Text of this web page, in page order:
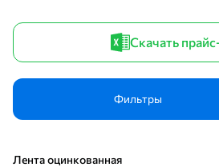
Скачать
Фильтры
Лента оцинкованная